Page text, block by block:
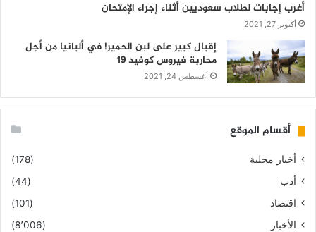
أغرب إجابات لطلاب سعوديين أثناء إجراء الإمتحان
أكتوبر 27, 2021
إقبال كبير على لبن الحمير! في ألبانيا من أجل
محاربة فيروس كوفيد 19
أغسطس 24, 2021
أقسام الموقع
أخبار محلية
(178)
أدب
(44)
اقتصاد
(101)
الأخبار
(8٬006)